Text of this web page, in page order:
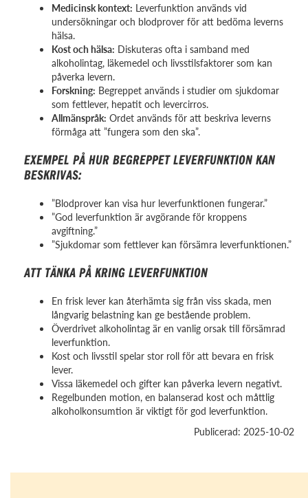
Medicinsk kontext: Leverfunktion används vid
undersökningar och blodprover för att bedöma leverns
hälsa.
Kost och hälsa: Diskuteras ofta i samband med
alkoholintag, läkemedel och livsstilsfaktorer som kan
påverka levern.
Forskning: Begreppet används i studier om sjukdomar
som fettlever, hepatit och levercirros.
Allmänspråk: Ordet används för att beskriva leverns
förmåga att ”fungera som den ska”.
EXEMPEL PÅ HUR BEGREPPET LEVERFUNKTION KAN
BESKRIVAS:
”Blodprover kan visa hur leverfunktionen fungerar.”
”God leverfunktion är avgörande för kroppens
avgiftning.”
”Sjukdomar som fettlever kan försämra leverfunktionen.”
ATT TÄNKA PÅ KRING LEVERFUNKTION
En frisk lever kan återhämta sig från viss skada, men
långvarig belastning kan ge bestående problem.
Överdrivet alkoholintag är en vanlig orsak till försämrad
leverfunktion.
Kost och livsstil spelar stor roll för att bevara en frisk
lever.
Vissa läkemedel och gifter kan påverka levern negativt.
Regelbunden motion, en balanserad kost och måttlig
alkoholkonsumtion är viktigt för god leverfunktion.
Publicerad: 2025-10-02